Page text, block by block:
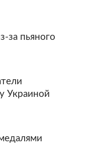
за пьяного
Украиной